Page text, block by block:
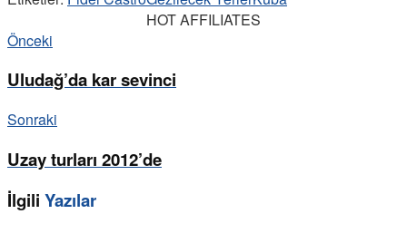
HOT AFFILIATES
Önceki
Uludağ’da kar sevinci
Sonraki
Uzay turları 2012’de
İlgili Yazılar